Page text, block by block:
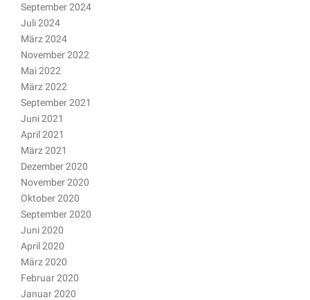
September 2024
Juli 2024
März 2024
November 2022
Mai 2022
März 2022
September 2021
Juni 2021
April 2021
März 2021
Dezember 2020
November 2020
Oktober 2020
September 2020
Juni 2020
April 2020
März 2020
Februar 2020
Januar 2020